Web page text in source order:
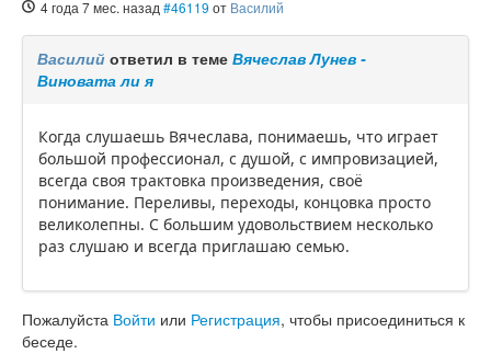
4 года 7 мес. назад #46119 от Василий
Василий ответил в теме Вячеслав Лунев -
Виновата ли я
Когда слушаешь Вячеслава, понимаешь, что играет
большой профессионал, с душой, с импровизацией,
всегда своя трактовка произведения, своё
понимание. Переливы, переходы, концовка просто
великолепны. С большим удовольствием несколько
раз слушаю и всегда приглашаю семью.
Пожалуйста Войти или Регистрация, чтобы присоединиться к
беседе.